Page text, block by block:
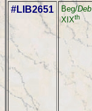
#LIB2651 Beg/Deb
XIXth